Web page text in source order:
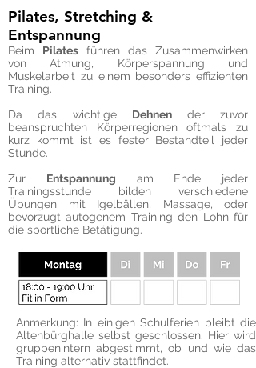
Pilates, Stretching &
Entspannung
Beim Pilates führen das Zusammenwirken
von Atmung, Körperspannung und
Muskelarbeit zu einem besonders effizienten
Training.
Da das wichtige Dehnen der zuvor
beanspruchten Körperregionen oftmals zu
kurz kommt ist es fester Bestandteil jeder
Stunde.
Zur Entspannung am Ende jeder
Trainingsstunde bilden verschiedene
Übungen mit Igelbällen, Massage, oder
bevorzugt autogenem Training den Lohn für
die sportliche Betätigung.
Anmerkung: In einigen Schulferien bleibt die
Altenbürghalle selbst geschlossen. Hier wird
gruppenintern abgestimmt, ob und wie das
Training alternativ stattfindet.